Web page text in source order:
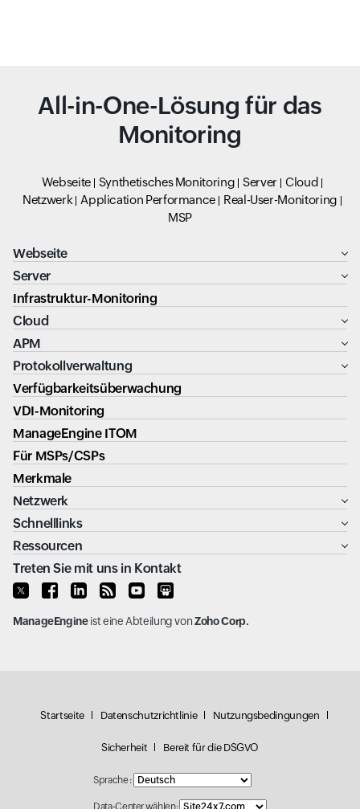
All-in-One-Lösung für das
Monitoring
Webseite Synthetisches Monitoring Server
Cloud
Netzwerk
Application Performance
Real-User-Monitoring
MSP
Webseite
Server
Infrastruktur-Monitoring
Cloud
APM
Protokollverwaltung
Verfügbarkeitsüberwachung
VDI-Monitoring
ManageEngine ITOM
Für MSPs/CSPs
Merkmale
Netzwerk
Schnelllinks
Ressourcen
Treten Sie mit uns in Kontakt
ManageEngineist eine Abteilung vonZoho Corp.
Startseite Datenschutzrichtlinie Nutzungsbedingungen
Sicherheit Bereit für die DSGVO
Sprache :
Data-Center wählen: